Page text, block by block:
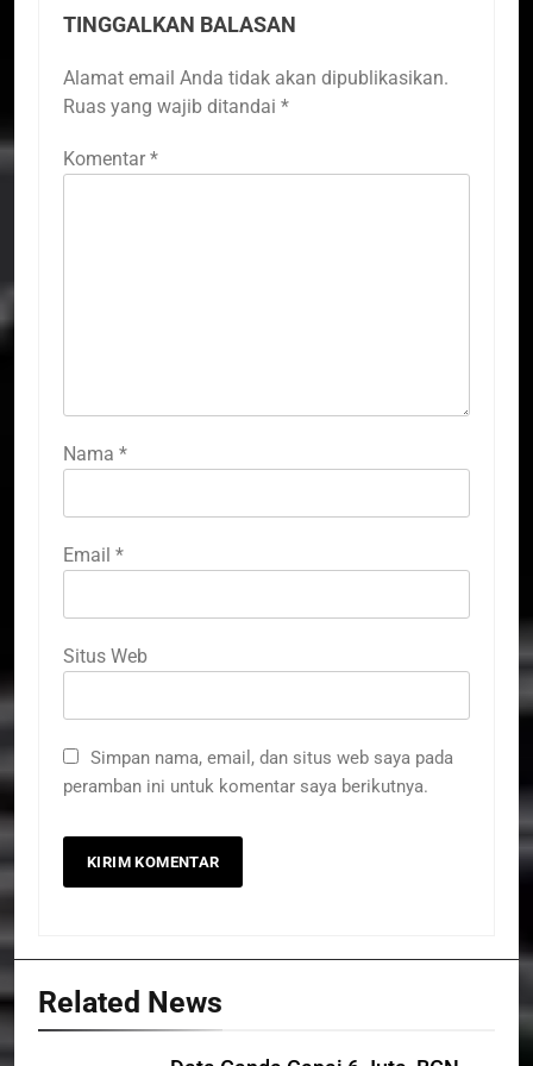
TINGGALKAN BALASAN
Alamat email Anda tidak akan dipublikasikan.
Ruas yang wajib ditandai *
Komentar *
Nama *
Email *
Situs Web
Simpan nama, email, dan situs web saya pada
peramban ini untuk komentar saya berikutnya.
Related News